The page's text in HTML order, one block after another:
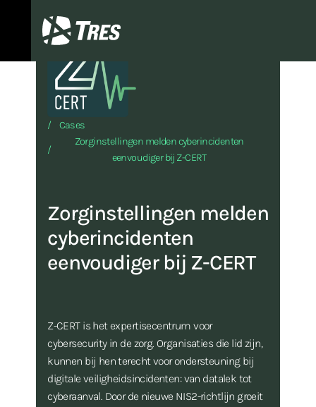
Cases
Zorginstellingen melden cyberincidenten
eenvoudiger bij Z-CERT
Zorginstellingen melden
cyberincidenten
eenvoudiger bij Z-CERT
Z-CERT is het expertisecentrum voor
cybersecurity in de zorg. Organisaties die lid zijn,
kunnen bij hen terecht voor ondersteuning bij
digitale veiligheidsincidenten: van datalek tot
cyberaanval. Door de nieuwe NIS2-richtlijn groeit